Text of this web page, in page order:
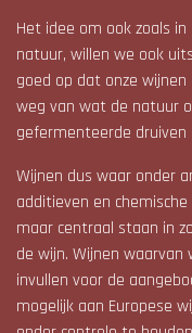
Het idee om ook zoals
natuur, willen we ook
goed op dat onze
weg van wat de natuur
gefermenteerde druiven
Wijnen dus waar onder
additieven en
maar centraal staan in
de wijn. Wijnen
invullen voor de
mogelijk aan Europese